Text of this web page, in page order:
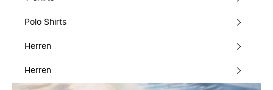
Polo Shirts
Herren
Herren